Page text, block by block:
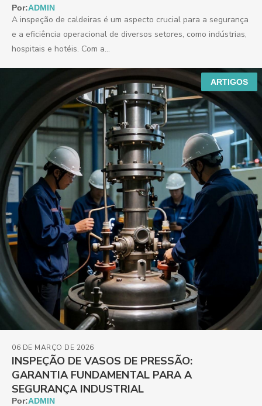
Por:ADMIN
A inspeção de caldeiras é um aspecto crucial para a segurança
e a eficiência operacional de diversos setores, como indústrias,
hospitais e hotéis. Com a...
ARTIGOS
INSPEÇÃO DE VASOS DE PRESSÃO:
GARANTIA FUNDAMENTAL PARA A
SEGURANÇA INDUSTRIAL
06 DE MARÇO DE 2026
Por:ADMIN